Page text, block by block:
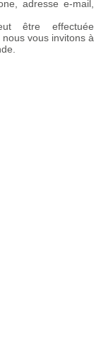
adresse e-mail,
être effectuée
vous invitons à